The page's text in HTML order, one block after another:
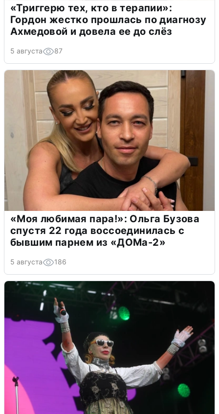
«Триггерю тех, кто в терапии»:
Гордон жестко прошлась по диагнозу
Ахмедовой и довела ее до слёз
5 августа 87
«Моя любимая пара!»: Ольга Бузова
спустя 22 года воссоединилась с
бывшим парнем из «ДОМа-2»
5 августа 186